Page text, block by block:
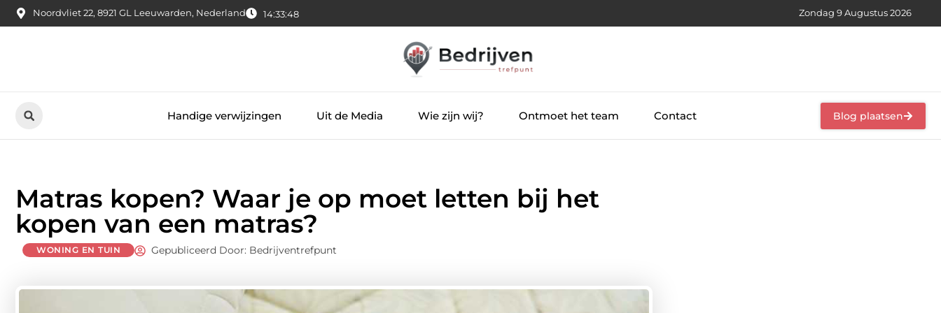
Noordvliet 22, 8921 GL Leeuwarden, Nederland 14:33:49 Zondag 9 Augustus 2026
Handige verwijzingen Uit de Media Wie zijn wij? Ontmoet het team Contact Blog plaatsen
Matras kopen? Waar je op moet letten bij het
kopen van een matras?
WONING EN TUIN Gepubliceerd Door: Bedrijventrefpunt